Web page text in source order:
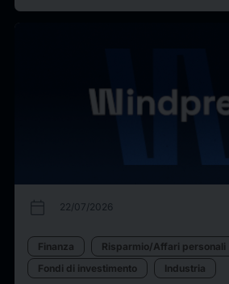
calendar_today 22/07/2026
Finanza
Risparmio/Affari personali
Fondi di investimento
Industria